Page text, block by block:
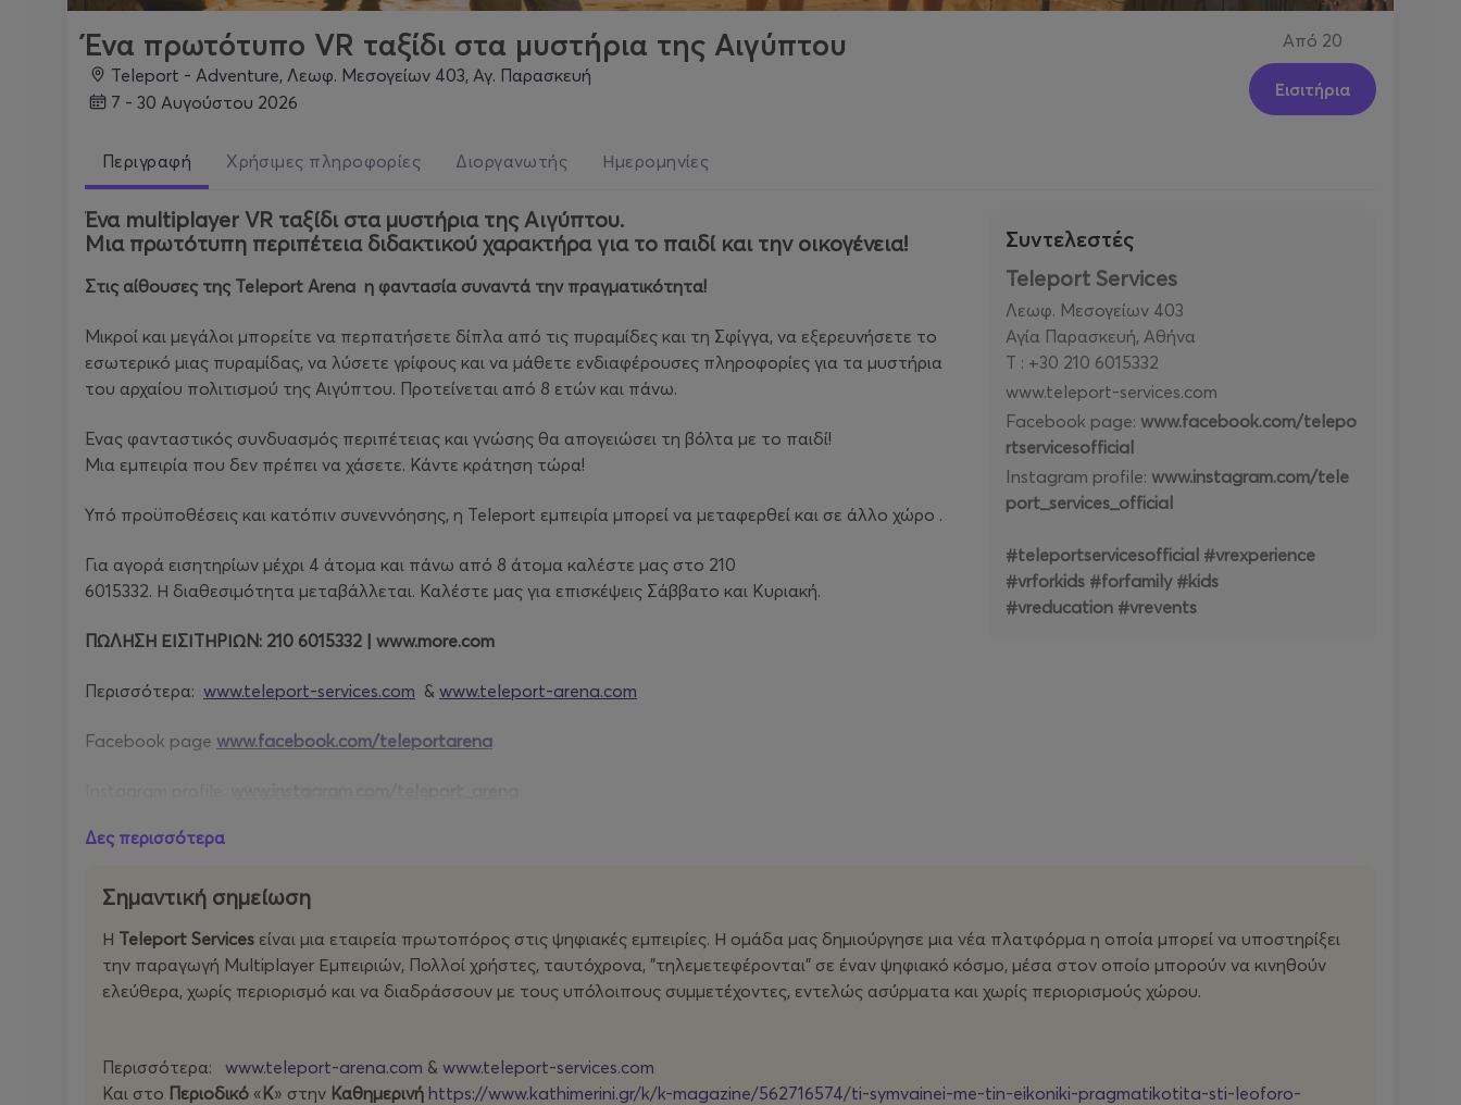
Ένα πρωτότυπο VR ταξίδι στα μυστήρια της Αιγύπτου
Teleport - Adventure, Λεωφ. Μεσογείων 403, Αγ. Παρασκευή
7 - 30 Αυγούστου 2026
Από 20
Εισιτήρια
Περιγραφή Χρήσιμες πληροφορίες Διοργανωτής Ημερομηνίες
Ένα multiplayer VR ταξίδι στα μυστήρια της Αιγύπτου.
Μια πρωτότυπη περιπέτεια διδακτικού χαρακτήρα για το παιδί και την οικογένεια!
Στις αίθουσες της Teleport Arena η φαντασία συναντά την πραγματικότητα!
Μικροί και μεγάλοι μπορείτε να περπατήσετε δίπλα από τις πυραμίδες και τη Σφίγγα, να εξερευνήσετε το
εσωτερικό μιας πυραμίδας, να λύσετε γρίφους και να μάθετε ενδιαφέρουσες πληροφορίες για τα μυστήρια
του αρχαίου πολιτισμού της Αιγύπτου. Προτείνεται από 8 ετών και πάνω.
Ένας φανταστικός συνδυασμός περιπέτειας και γνώσης θα απογειώσει τη βόλτα με το παιδί!
Μια εμπειρία που δεν πρέπει να χάσετε. Κάντε κράτηση τώρα!
Υπό προϋποθέσεις και κατόπιν συνεννόησης, η Teleport εμπειρία μπορεί να μεταφερθεί και σε άλλο χώρο .
Για αγορά εισητηρίων μέχρι 4 άτομα και πάνω από 8 άτομα καλέστε μας στο 210
6015332. Η διαθεσιμότητα μεταβάλλεται. Καλέστε μας για επισκέψεις Σάββατο και Κυριακή.
ΠΩΛΗΣΗ ΕΙΣΙΤΗΡΙΩΝ: 210 6015332 | www.more.com
Περισσότερα: www.teleport-services.com & www.teleport-arena.com
Facebook page www.facebook.com/teleportarena
Δες περισσότερα
Συντελεστές
Teleport Services
Λεωφ. Μεσογείων 403
Αγία Παρασκευή, Αθήνα
T : +30 210 6015332
www.teleport-services.com
Facebook page: www.facebook.com/telepo
rtservicesofficial
Instagram profile: www.instagram.com/tele
port_services_official
#teleportservicesofficial #vrexperience
#vrforkids #forfamily #kids
#vreducation #vrevents
Σημαντική σημείωση
Η Teleport Services είναι μια εταιρεία πρωτοπόρος στις ψηφιακές εμπειρίες. Η ομάδα μας δημιούργησε μια νέα πλατφόρμα η οποία μπορεί να υποστηρίξει
την παραγωγή Multiplayer Εμπειριών, Πολλοί χρήστες, ταυτόχρονα, "τηλεμετεφέρονται" σε έναν ψηφιακό κόσμο, μέσα στον οποίο μπορούν να κινηθούν
ελεύθερα, χωρίς περιορισμό και να διαδράσσουν με τους υπόλοιπους συμμετέχοντες, εντελώς ασύρματα και χωρίς περιορισμούς χώρου.
Περισσότερα: www.teleport-arena.com & www.teleport-services.com
Και στο Περιοδικό «Κ» στην Καθημερινή https://www.kathimerini.gr/k/k-magazine/562716574/ti-symvainei-me-tin-eikoniki-pragmatikotita-sti-leoforo-